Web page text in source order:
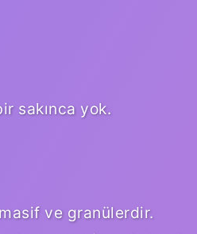
sakınca yok.
ve granülerdir.